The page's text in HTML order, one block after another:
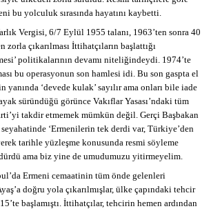
bu yolculuk sırasında hayatını kaybetti.
Vergisi, 6/7 Eylül 1955 talanı, 1963’ten sonra 40
zorla çıkarılması İttihatçıların başlattığı
politikalarının devamı niteliğindeydi. 1974’te
bu operasyonun son hamlesi idi. Bu son gaspta el
‘devede kulak’ sayılır ama onları bile iade
süründüğü görünce Vakıflar Yasası’ndaki tüm
takdir etmemek mümkün değil. Gerçi Başbakan
‘Ermenilerin tek derdi var, Türkiye’den
tarihle yüzleşme konusunda resmi söyleme
ama biz yine de umudumuzu yitirmeyelim.
Ermeni cemaatinin tüm önde gelenleri
doğru yola çıkarılmışlar, ülke çapındaki tehcir
başlamıştı. İttihatçılar, tehcirin hemen ardından